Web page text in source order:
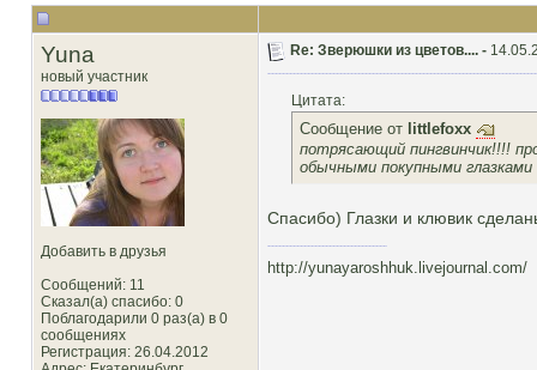
Yuna
новый участник
Добавить в друзья
Сообщений: 11
Сказал(а) спасибо: 0
Поблагодарили 0 раз(а) в 0
сообщениях
Регистрация: 26.04.2012
Re: Зверюшки из цветов.... -
Цитата:
Сообщение от littlefoxx
потрясающий пингвинчик!!!!
обычными покупными
Спасибо) Глазки и клювик
http://yunayaroshhuk.livejournal.com/